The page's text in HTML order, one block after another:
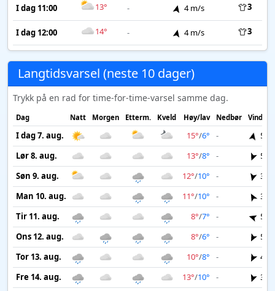
I dag 11:00 13° - 4 m/s 3
I dag 12:00 14° - 4 m/s 3
Langtidsvarsel (neste 10 dager)
Trykk på en rad for time-for-time-varsel samme dag.
Dag Natt Morgen Etterm. Kveld Høy/lav Nedbør Vind
I dag 7. aug. 15°/6° -
5
Lør 8. aug.
13°/8° -
5
Søn 9. aug.
12°/10° -
3
Man 10. aug.
11°/10° -
3
Tir 11. aug.
8°/7° -
5
Ons 12. aug.
8°/6° -
5
Tor 13. aug.
10°/8° -
4
Fre 14. aug.
13°/10° -
3